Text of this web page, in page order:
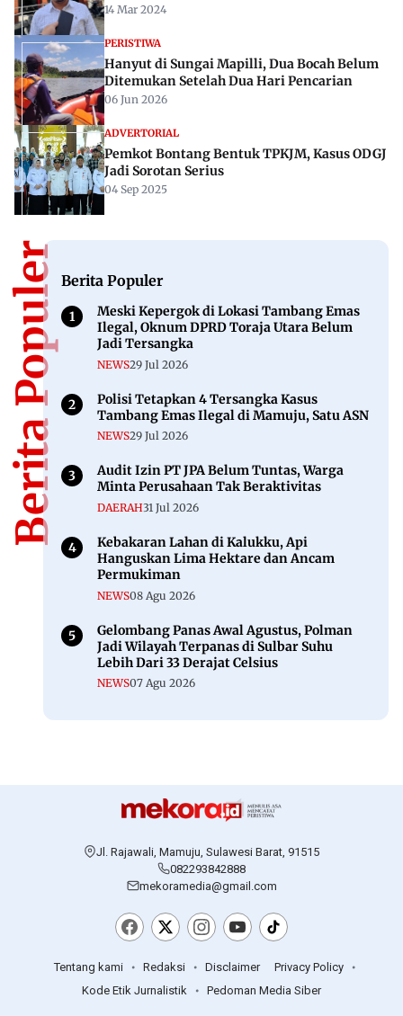
14 Mar 2024
PERISTIWA
Hanyut di Sungai Mapilli, Dua Bocah Belum
Ditemukan Setelah Dua Hari Pencarian
06 Jun 2026
ADVERTORIAL
Pemkot Bontang Bentuk TPKJM, Kasus ODGJ
Jadi Sorotan Serius
04 Sep 2025
Berita PopulerBerita Populer
Meski Kepergok di Lokasi Tambang Emas
Ilegal, Oknum DPRD Toraja Utara Belum
Jadi Tersangka
NEWS29 Jul 2026
Polisi Tetapkan 4 Tersangka Kasus
Tambang Emas Ilegal di Mamuju, Satu ASN
NEWS29 Jul 2026
Audit Izin PT JPA Belum Tuntas, Warga
Minta Perusahaan Tak Beraktivitas
DAERAH31 Jul 2026
Kebakaran Lahan di Kalukku, Api
Hanguskan Lima Hektare dan Ancam
Permukiman
NEWS08 Agu 2026
Gelombang Panas Awal Agustus, Polman
Jadi Wilayah Terpanas di Sulbar Suhu
Lebih Dari 33 Derajat Celsius
NEWS07 Agu 2026
Jl. Rajawali, Mamuju, Sulawesi Barat, 91515
082293842888
mekoramedia@gmail.com
Tentang kami Redaksi Disclaimer
Privacy Policy
Kode Etik Jurnalistik
Pedoman Media Siber